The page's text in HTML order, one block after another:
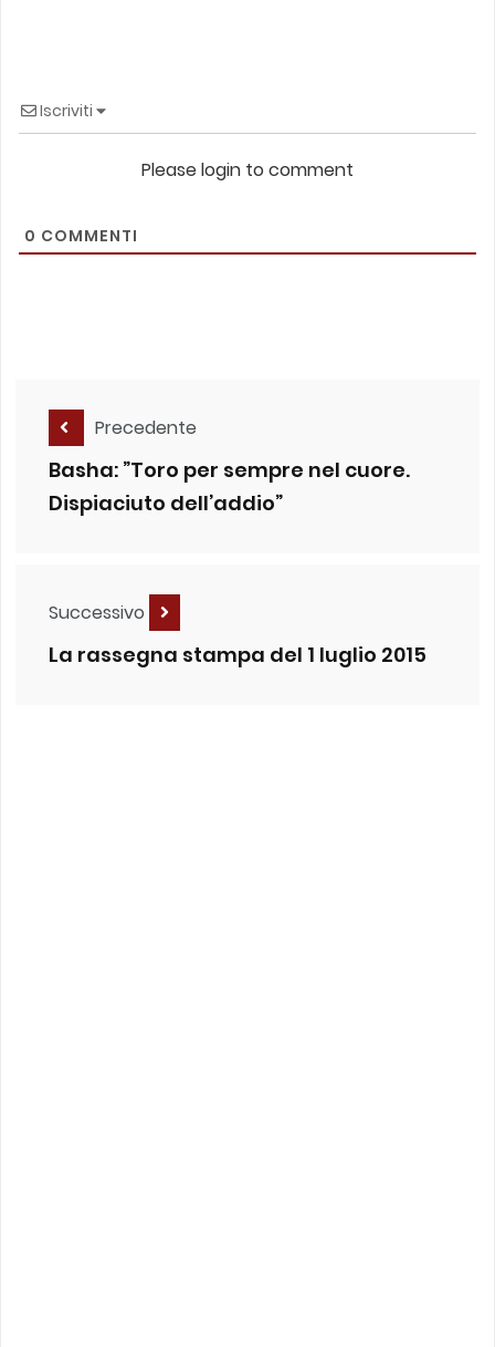
Iscriviti
Please login to comment
0 COMMENTI
Precedente
Basha: ”Toro per sempre nel cuore.
Dispiaciuto dell’addio”
Successivo
La rassegna stampa del 1 luglio 2015